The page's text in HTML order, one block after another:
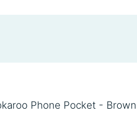
Phone Pocket - Brown